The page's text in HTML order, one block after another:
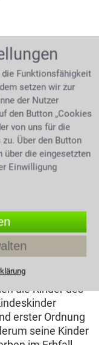
Hälfte des
die Erben der
keine Erben der
restlichen Erben
der ersten
Ehegatte der
werden in
mehr
wendet man
für Erbrecht.
die Kinder des
erster Ordnung
seine Kinder
Funktionsfähigkeit
setzen wir zur
der Nutzer
den Button „Cookies
von uns für die
Über den Button
über die eingesetzten
Einwilligung